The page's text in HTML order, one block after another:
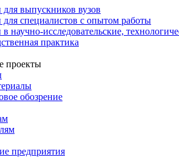
выпускников вузов
для специалистов с опытом работы
научно-исследовательские,
практика
проекты
обозрение
предприятия